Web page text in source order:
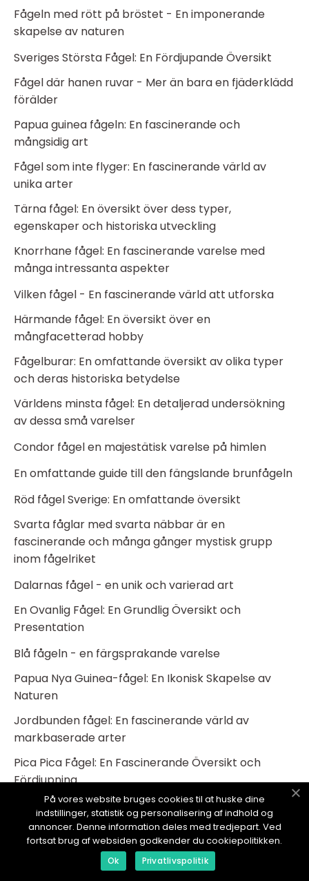
Fågeln med rött på bröstet - En imponerande
skapelse av naturen
Sveriges Största Fågel: En Fördjupande Översikt
Fågel där hanen ruvar - Mer än bara en fjäderklädd
förälder
Papua guinea fågeln: En fascinerande och
mångsidig art
Fågel som inte flyger: En fascinerande värld av
unika arter
Tärna fågel: En översikt över dess typer,
egenskaper och historiska utveckling
Knorrhane fågel: En fascinerande varelse med
många intressanta aspekter
Vilken fågel - En fascinerande värld att utforska
Härmande fågel: En översikt över en
mångfacetterad hobby
Fågelburar: En omfattande översikt av olika typer
och deras historiska betydelse
Världens minsta fågel: En detaljerad undersökning
av dessa små varelser
Condor fågel en majestätisk varelse på himlen
En omfattande guide till den fängslande brunfågeln
Röd fågel Sverige: En omfattande översikt
Svarta fåglar med svarta näbbar är en
fascinerande och många gånger mystisk grupp
inom fågelriket
Dalarnas fågel - en unik och varierad art
En Ovanlig Fågel: En Grundlig Översikt och
Presentation
Blå fågeln - en färgsprakande varelse
Papua Nya Guinea-fågel: En Ikonisk Skapelse av
Naturen
Jordbunden fågel: En fascinerande värld av
markbaserade arter
Pica Pica Fågel: En Fascinerande Översikt och
Fördjupning
Pekan fågel En Omfattande Översikt
Stor Fågel - En Grundlig Översikt
Hästar på foder en översikt över olika typer,
popularitet och historiska för- och nackdelar
På vores website bruges cookies til at huske dine
indstillinger, statistik og personalisering af indhold og
annoncer. Denne information deles med tredjepart. Ved
fortsat brug af websiden godkender du cookiepolitikken.
Ok Privatlivspolitik